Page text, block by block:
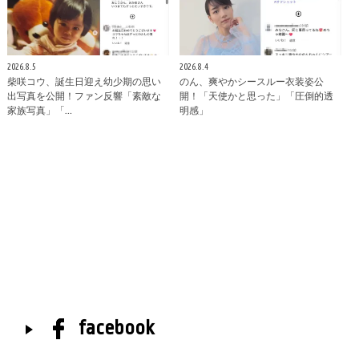
2026.8.5
柴咲コウ、誕生日迎え幼少期の思い
出写真を公開！ファン反響「素敵な
家族写真」「…
2026.8.4
のん、爽やかシースルー衣装姿公
開！「天使かと思った」「圧倒的透
明感」
facebook